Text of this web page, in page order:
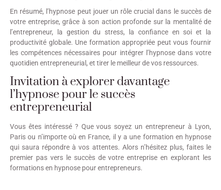
En résumé, l’hypnose peut jouer un rôle crucial dans le succès de
votre entreprise, grâce à son action profonde sur la mentalité de
l’entrepreneur, la gestion du stress, la confiance en soi et la
productivité globale. Une formation appropriée peut vous fournir
les compétences nécessaires pour intégrer l’hypnose dans votre
quotidien entrepreneurial, et tirer le meilleur de vos ressources.
Invitation à explorer davantage
l’hypnose pour le succès
entrepreneurial
Vous êtes intéressé ? Que vous soyez un entrepreneur à Lyon,
Paris ou n’importe où en France, il y a une formation en hypnose
qui saura répondre à vos attentes. Alors n’hésitez plus, faites le
premier pas vers le succès de votre entreprise en explorant les
formations en hypnose pour entrepreneurs.